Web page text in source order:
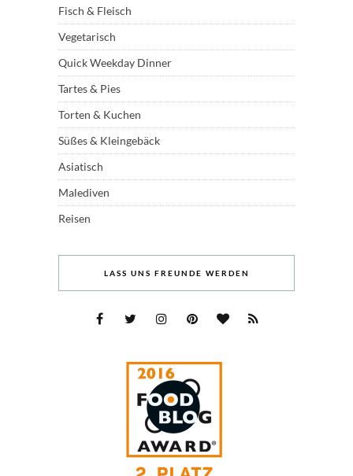
Fisch & Fleisch
Vegetarisch
Quick Weekday Dinner
Tartes & Pies
Torten & Kuchen
Süßes & Kleingebäck
Asiatisch
Malediven
Reisen
LASS UNS FREUNDE WERDEN